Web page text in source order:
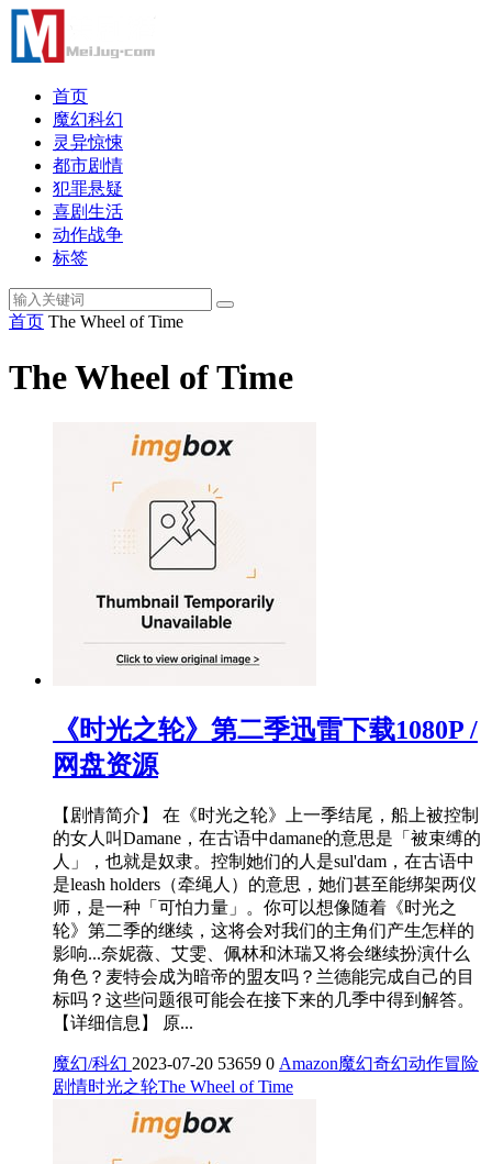
首页
魔幻科幻
灵异惊悚
都市剧情
犯罪悬疑
喜剧生活
动作战争
标签
首页 The Wheel of Time
The Wheel of Time
《时光之轮》第二季迅雷下载1080P /
网盘资源
【剧情简介】 在《时光之轮》上一季结尾，船上被控制
的女人叫Damane，在古语中damane的意思是「被束缚的
人」，也就是奴隶。控制她们的人是sul'dam，在古语中
是leash holders（牵绳人）的意思，她们甚至能绑架两仪
师，是一种「可怕力量」。你可以想像随着《时光之
轮》第二季的继续，这将会对我们的主角们产生怎样的
影响...奈妮薇、艾雯、佩林和沐瑞又将会继续扮演什么
角色？麦特会成为暗帝的盟友吗？兰德能完成自己的目
标吗？这些问题很可能会在接下来的几季中得到解答。
【详细信息】 原...
魔幻/科幻 2023-07-20 53659 0 Amazon魔幻奇幻动作冒险
剧情时光之轮The Wheel of Time